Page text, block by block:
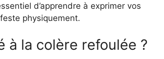
d’apprendre à exprimer vos
physiquement.
à la colère refoulée ?